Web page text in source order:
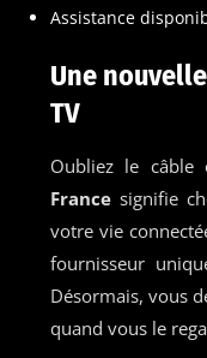
Assistance
Une
TV
Oubliez le
Francesignifie
votre vie
fournisseur
Désormais, vous
quand vous le